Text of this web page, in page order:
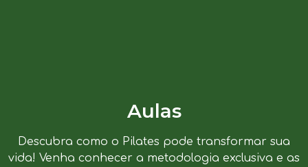
Aulas
Descubra como o Pilates pode transformar sua
vida! Venha conhecer a metodologia exclusiva e as